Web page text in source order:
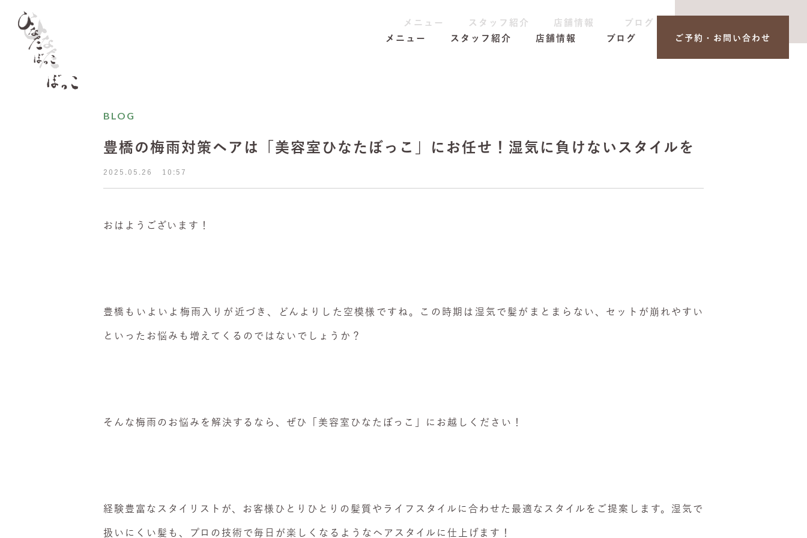
メニュー スタッフ紹介 店舗情報 ブログ
メニュー スタッフ紹介 店舗情報 ブログ ご予約・お問い合わせ
BLOG
豊橋の梅雨対策ヘアは「美容室ひなたぼっこ」にお任せ！湿気に負けないスタイルを
2025.05.26 10:57
​おはようございます！
豊橋もいよいよ梅雨入りが近づき、どんよりした空模様ですね。この時期は湿気で髪がまとまらない、セットが崩れやすい
といったお悩みも増えてくるのではないでしょうか？
そんな梅雨のお悩みを解決するなら、ぜひ「美容室ひなたぼっこ」にお越しください！
経験豊富なスタイリストが、お客様ひとりひとりの髪質やライフスタイルに合わせた最適なスタイルをご提案します。湿気で
扱いにくい髪も、プロの技術で毎日が楽しくなるようなヘアスタイルに仕上げます！